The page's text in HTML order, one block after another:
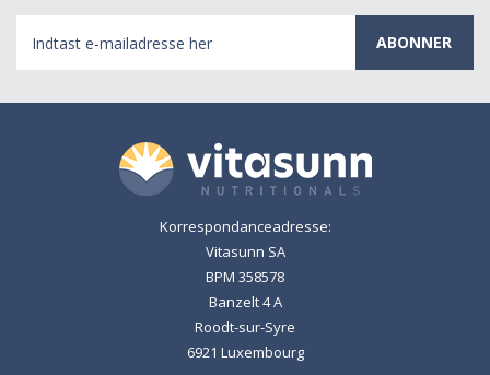
mail-
adresse
Korrespondanceadresse:
Vitasunn SA
BPM 358578
Banzelt 4 A
Roodt-sur-Syre
6921 Luxembourg